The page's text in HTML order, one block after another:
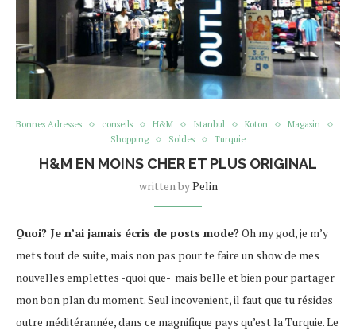
Bonnes Adresses conseils H&M Istanbul Koton
Magasin
Shopping
Soldes Turquie
H&M EN MOINS CHER ET PLUS ORIGINAL
written byPelin
Quoi? Je n’ai jamais écris de posts mode? Oh my god, je m’y
mets tout de suite, mais non pas pour te faire un show de mes
nouvelles emplettes -quoi que- mais belle et bien pour partager
mon bon plan du moment. Seul incovenient, il faut que tu résides
outre méditérannée, dans ce magnifique pays qu’est la Turquie. Le